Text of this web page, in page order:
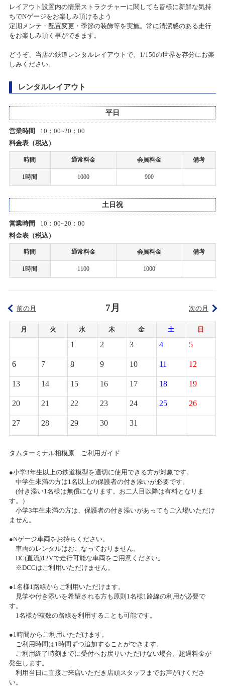
ホビーショップタムタム札幌店 開店のご案内
2020/03/03
P-1 グランプリ 2019 決勝本戦 開催中止に関するご案内
2020/02/03
ホビーショップタムタム札幌店開店のお知らせ
2019/12/03
上里店カーペットドリフトサーキットをノンジャンルサーキットへ移
行します。
アオシマ グラチャンシリーズ タムタム限定再生産商品のご案内
2019/11/20
2019/10/11
2019/06/20
6月30日の上里店サーキットの営業
タムタム白子店グランドOPENのお知らせ
2019/04/27
タムタム白子店２階 一時閉店のお知らせ
2019/04/27
タムタム白子店１階 一時閉店のお知らせ
TVｱﾆﾒ「ガーリー・エアフォース」特別企画『グリペン役・森嶋優
花、プラモデル組み立て企画』！第10回
2019/02/18
TVアニメ「ガーリー・エアフォース」特別企画『グリペン役・森嶋優
2019/02/11
TVアニメ「ガーリー・エアフォース」特別企画『グリペン役・森嶋優
2019/02/04
TVアニメ「ガーリー・エアフォース」特別企画『グリペン役・森嶋優
2019/01/31
TVアニメ「ガーリー・エアフォース」特別企画『グリペン役・森嶋優
花、プラモデル組み立て企画』！第6回
【RC】ターボレーシング レース大会
2025/05/25(日)
カテゴリ：ラジコン
子供の日イベント「親子走行体験会」
2025/05/05(月)
カテゴリ：鉄道模型
『エアブラシ体験イベント』開催
2025/04/27(日)
カテゴリ：プラモデル
お客様感謝祭2025春開催のお知らせ
2025/04/26(土)～2025/05/20(火)
第５回カスタムミニカー展示会
2025/04/01(火)～2025/05/09(金)
カテゴリ：ミニカー
春だ作ろう！スケモ展示会
ＳＡＧＡＭＩ ＧＩＲＬＳ ＣＯＬＬＥＣＴＩＯＮ
2025/04/01(火)～2025/05/09(金)
カテゴリ：プラモデル
カテゴリ：プラモデル
お客様感謝祭2025冬プレゼント当選発表のお知らせ
カテゴリ：キャンペーン
お客様感謝祭2025冬開催のお知らせ
2025/01/25(土)～2025/02/25(火)
カテゴリ：キャンペーン
2024/12/15(日)
カテゴリ：ラジコン
2024/11/01(金)～2025/01/10(金)
カテゴリ：プラモデル
お客様感謝祭2024夏プレゼント当選発表のお知らせ
2024/08/24(土)
カテゴリ：キャンペーン
お客様感謝祭2024夏開催のお知らせ
レイアウト設置内の情景ストラクチャーに関しても皆様に新鮮な気持
ちでNゲージをお楽しみ頂けるよう
定期メンテ・配置変更・季節の装飾等を実施。常に清潔感のある走行
をお楽しみ頂く事ができます。
どうぞ、当店の鉄道レンタルレイアウトで、1/150の世界を存分にお楽
しみください。
レンタルレイアウト
平日
営業時間
10：00~20：00
料金表（税込）
時間 通常料金 会員料金 備考
1時間 1000 900
土日祝
営業時間
10：00~20：00
料金表（税込）
時間 通常料金 会員料金 備考
1時間 1100 1000
7月
前の月 次の月
月 火 水 木 金 土 日
1 2 3 4 5
6 7 8 9 10 11 12
13 14 15 16 17 18 19
20 21 22 23 24 25 26
27 28 29 30 31
タムターミナル相模原 ご利用ガイド
●小学3年生以上の鉄道模型を適切に使用できる方が対象です。
中学生未満の方は1名以上の保護者の付き添いが必要です。
(付き添い1名様は無償になります。お二人目以降は有料となりま
す。）
小学3年生未満の方は、保護者の付き添いがあってもご入場いただけ
ません。
●Nゲージ車両をお持ちください。
車両のレンタルはおこなっておりません。
DC(直流)12Vで走行可能な車両をご用意ください。
※DCCはご利用いただけません。
●1名様1路線からご利用いただけます。
見学や付き添いを希望される方も原則1名様1路線の利用が必要で
す。
1名様が複数の路線を利用することも可能です。
●1時間からご利用いただけます。
ご利用時間は1時間ずつ追加することができます。
ご利用終了時刻までに受付へお戻りいただけない場合、超過料金が
発生します。
利用当日に直接ご来店いただき店頭スタッフまでお声がけくださ
い。